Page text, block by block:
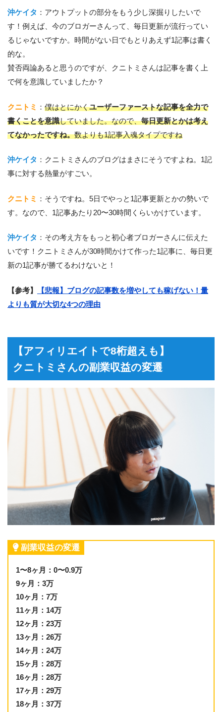
沖ケイタ ：アウトプットの部分をもう少し深掘りしたいで
す！例えば、今のブロガーさんって、毎日更新が流行ってい
るじゃないですか。時間がない日でもとりあえず1記事は書く
的な。
賛否両論あると思うのですが、クニトミさんは記事を書く上
で何を意識していましたか？
クニトミ ： 僕はとにかくユーザーファーストな記事を全力で
書くことを意識していました。なので、毎日更新とかは考え
てなかったですね。数よりも1記事入魂タイプですね
沖ケイタ ：クニトミさんのブログはまさにそうですよね。1記
事に対する熱量がすごい。
クニトミ ：そうですね。5日でやっと1記事更新とかの勢いで
す。なので、1記事あたり20〜30時間くらいかけています。
沖ケイタ ：その考え方をもっと初心者ブロガーさんに伝えた
いです！クニトミさんが30時間かけて作った1記事に、毎日更
新の1記事が勝てるわけないと！
【参考】
【悲報】ブログの記事数を増やしても稼げない！量
よりも質が大切な4つの理由
【アフィリエイトで8桁超えも】
クニトミさんの副業収益の変遷
副業収益の変遷
1〜8ヶ月：0〜0.9万
9ヶ月：3万
10ヶ月：7万
11ヶ月：14万
12ヶ月：23万
13ヶ月：26万
14ヶ月：24万
15ヶ月：28万
16ヶ月：28万
17ヶ月：29万
18ヶ月：37万